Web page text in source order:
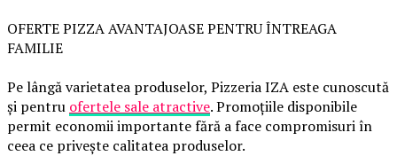
OFERTE PIZZA AVANTAJOASE PENTRU ÎNTREAGA
FAMILIE
Pe lângă varietatea produselor, Pizzeria IZA este cunoscută
și pentru ofertele sale atractive. Promoțiile disponibile
permit economii importante fără a face compromisuri în
ceea ce privește calitatea produselor.